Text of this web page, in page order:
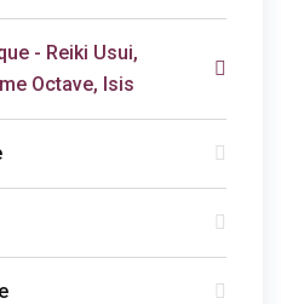
- Reiki Usui,
Octave, Isis